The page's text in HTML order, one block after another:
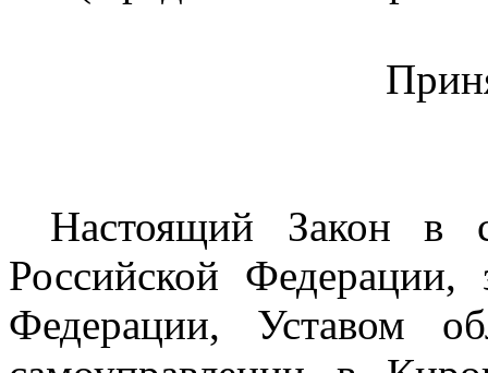
Настоящий Закон в
Российской Федерации,
Федерации, Уставом